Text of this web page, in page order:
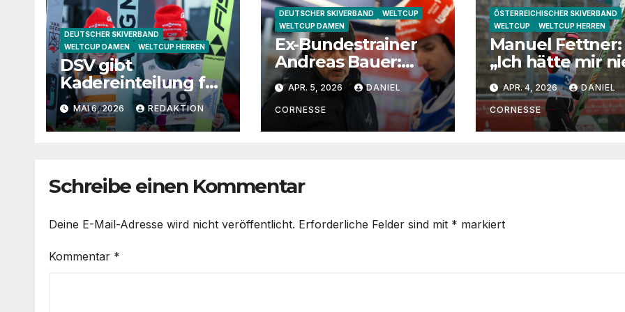
DEUTSCHER SKIVERBAND
WELTCUP DAMEN
WELTCUP HERREN
DSV gibt
Kadereinteilung für
2026/27 bekannt
MAI 6, 2026 REDAKTION
DEUTSCHER SKIVERBAND
WELTCUP
WELTCUP DAMEN
Ex-Bundestrainer
Andreas Bauer:
„Katha Schmid
wäre eine extrem
gute
Jugendtrainerin“
APR. 5, 2026 DANIEL
CORNESSE
ÖSTERREICHISCHER SKIVERBAND
WELTCUP
WELTCUP HERREN
Manuel Fettner:
„Ich hätte mir
vorgestellt, dass
so lange
APR. 4, 2026 DANIEL
CORNESSE
Schreibe einen Kommentar
Deine E-Mail-Adresse wird nicht veröffentlicht. Erforderliche Felder sind mit * markiert
Kommentar *